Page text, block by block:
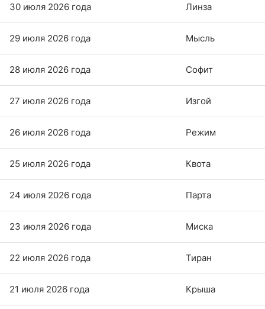
30 июля 2026 года Линза
29 июля 2026 года Мысль
28 июля 2026 года Софит
27 июля 2026 года Изгой
26 июля 2026 года Режим
25 июля 2026 года Квота
24 июля 2026 года Парта
23 июля 2026 года Миска
22 июля 2026 года Тиран
21 июля 2026 года Крыша